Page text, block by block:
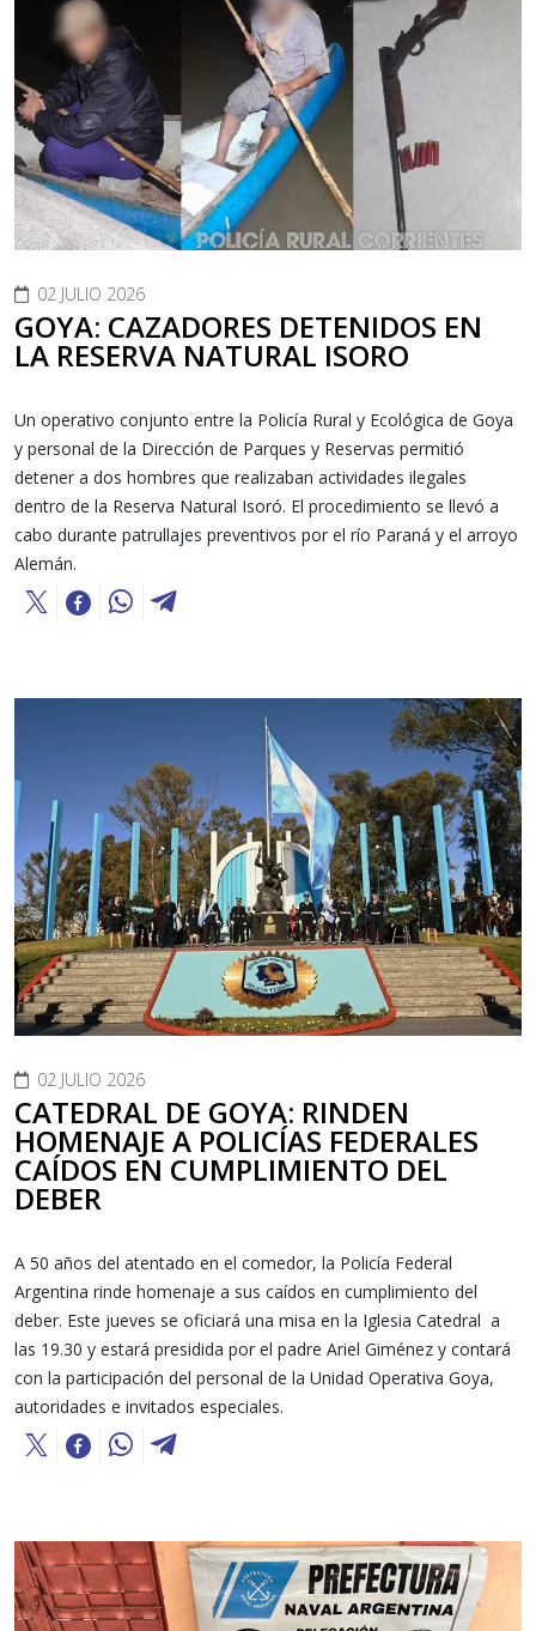
02 JULIO 2026
GOYA: CAZADORES DETENIDOS EN
LA RESERVA NATURAL ISORO
Un operativo conjunto entre la Policía Rural y Ecológica de Goya
y personal de la Dirección de Parques y Reservas permitió
detener a dos hombres que realizaban actividades ilegales
dentro de la Reserva Natural Isoró. El procedimiento se llevó a
cabo durante patrullajes preventivos por el río Paraná y el arroyo
Alemán.
02 JULIO 2026
CATEDRAL DE GOYA: RINDEN
HOMENAJE A POLICÍAS FEDERALES
CAÍDOS EN CUMPLIMIENTO DEL
DEBER
A 50 años del atentado en el comedor, la Policía Federal
Argentina rinde homenaje a sus caídos en cumplimiento del
deber. Este jueves se oficiará una misa en la Iglesia Catedral a
las 19.30 y estará presidida por el padre Ariel Giménez y contará
con la participación del personal de la Unidad Operativa Goya,
autoridades e invitados especiales.